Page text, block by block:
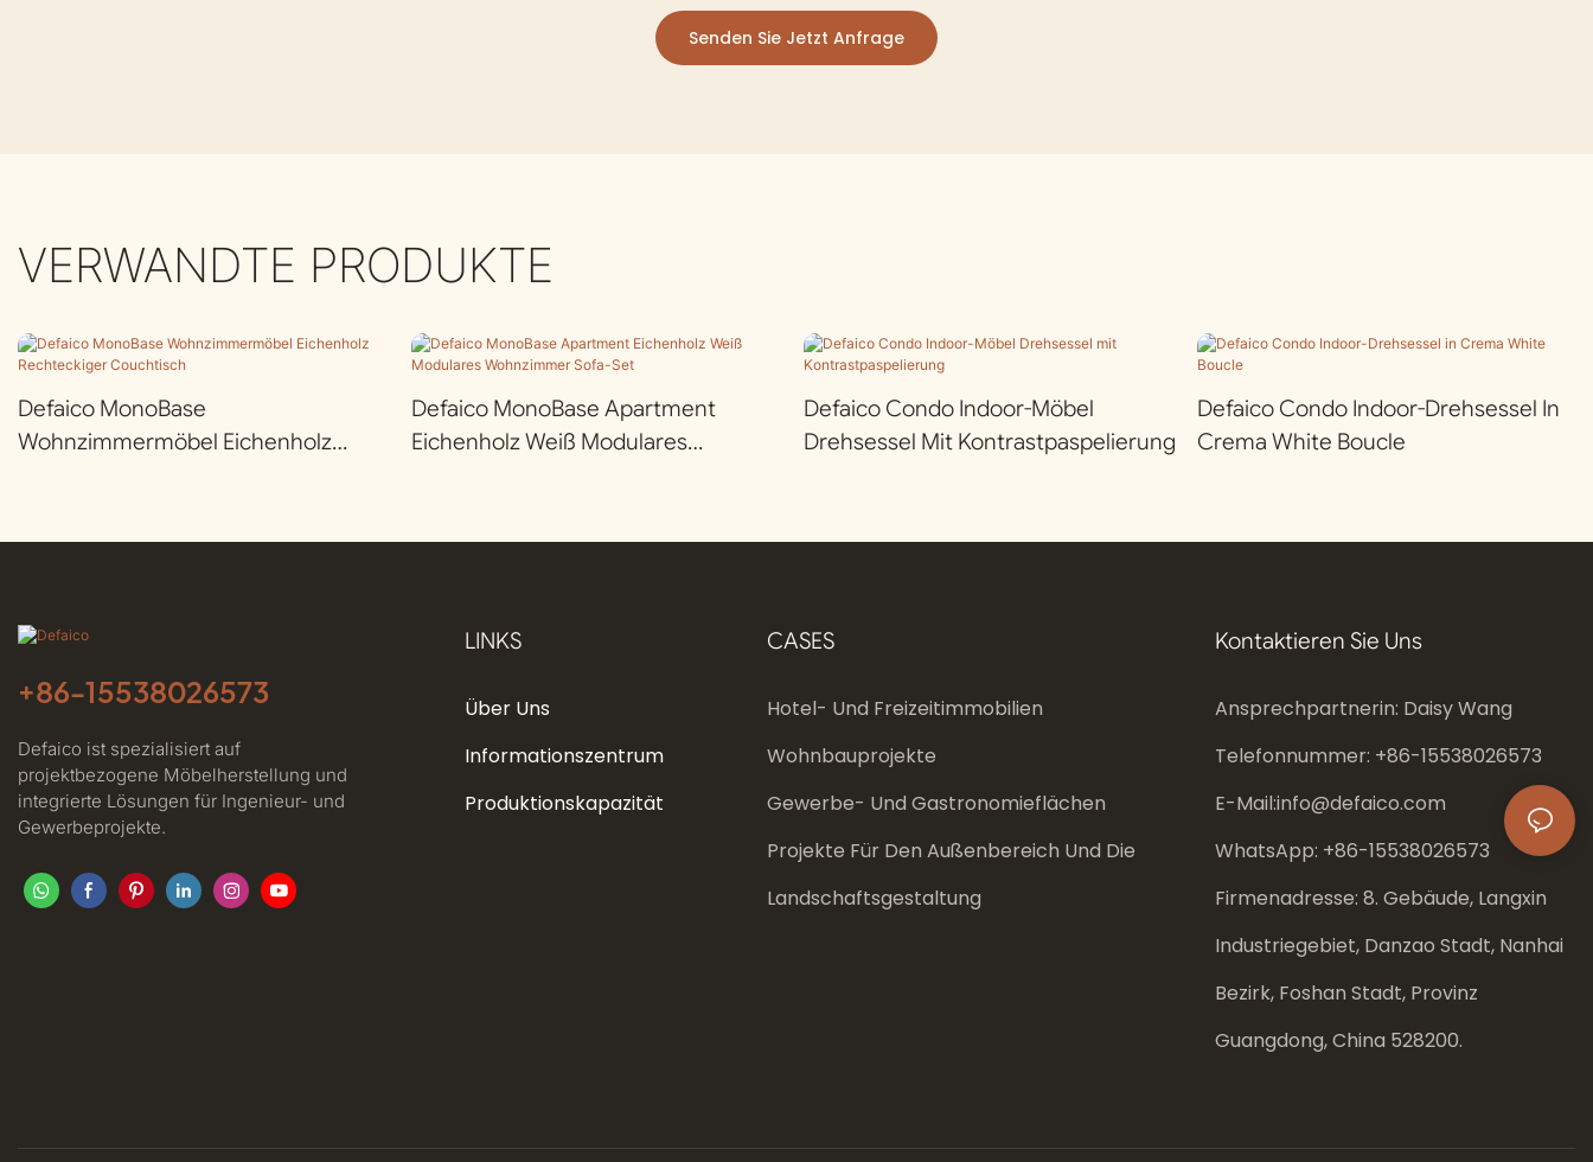
Senden Sie Jetzt Anfrage
VERWANDTE PRODUKTE
Defaico MonoBase
Wohnzimmermöbel Eichenholz
Defaico MonoBase Apartment
Eichenholz Weiß Modulares
Defaico Condo Indoor-Möbel
Drehsessel Mit Kontrastpaspelierung
Defaico Condo Indoor-Drehsessel In
Crema White Boucle
+86-15538026573
Defaico ist spezialisiert auf
projektbezogene Möbelherstellung und
integrierte Lösungen für Ingenieur- und
Gewerbeprojekte.
LINKS
Über Uns
Informationszentrum
Produktionskapazität
CASES
Hotel- Und Freizeitimmobilien
Wohnbauprojekte
Gewerbe- Und Gastronomieflächen
Projekte Für Den Außenbereich Und Die
Landschaftsgestaltung
Kontaktieren Sie Uns
Ansprechpartnerin: Daisy Wang
Telefonnummer: +86-15538026573
E-Mail:info@defaico.com
WhatsApp: +86-15538026573
Firmenadresse: 8. Gebäude, Langxin
Industriegebiet, Danzao Stadt, Nanhai
Bezirk, Foshan Stadt, Provinz
Guangdong, China 528200.